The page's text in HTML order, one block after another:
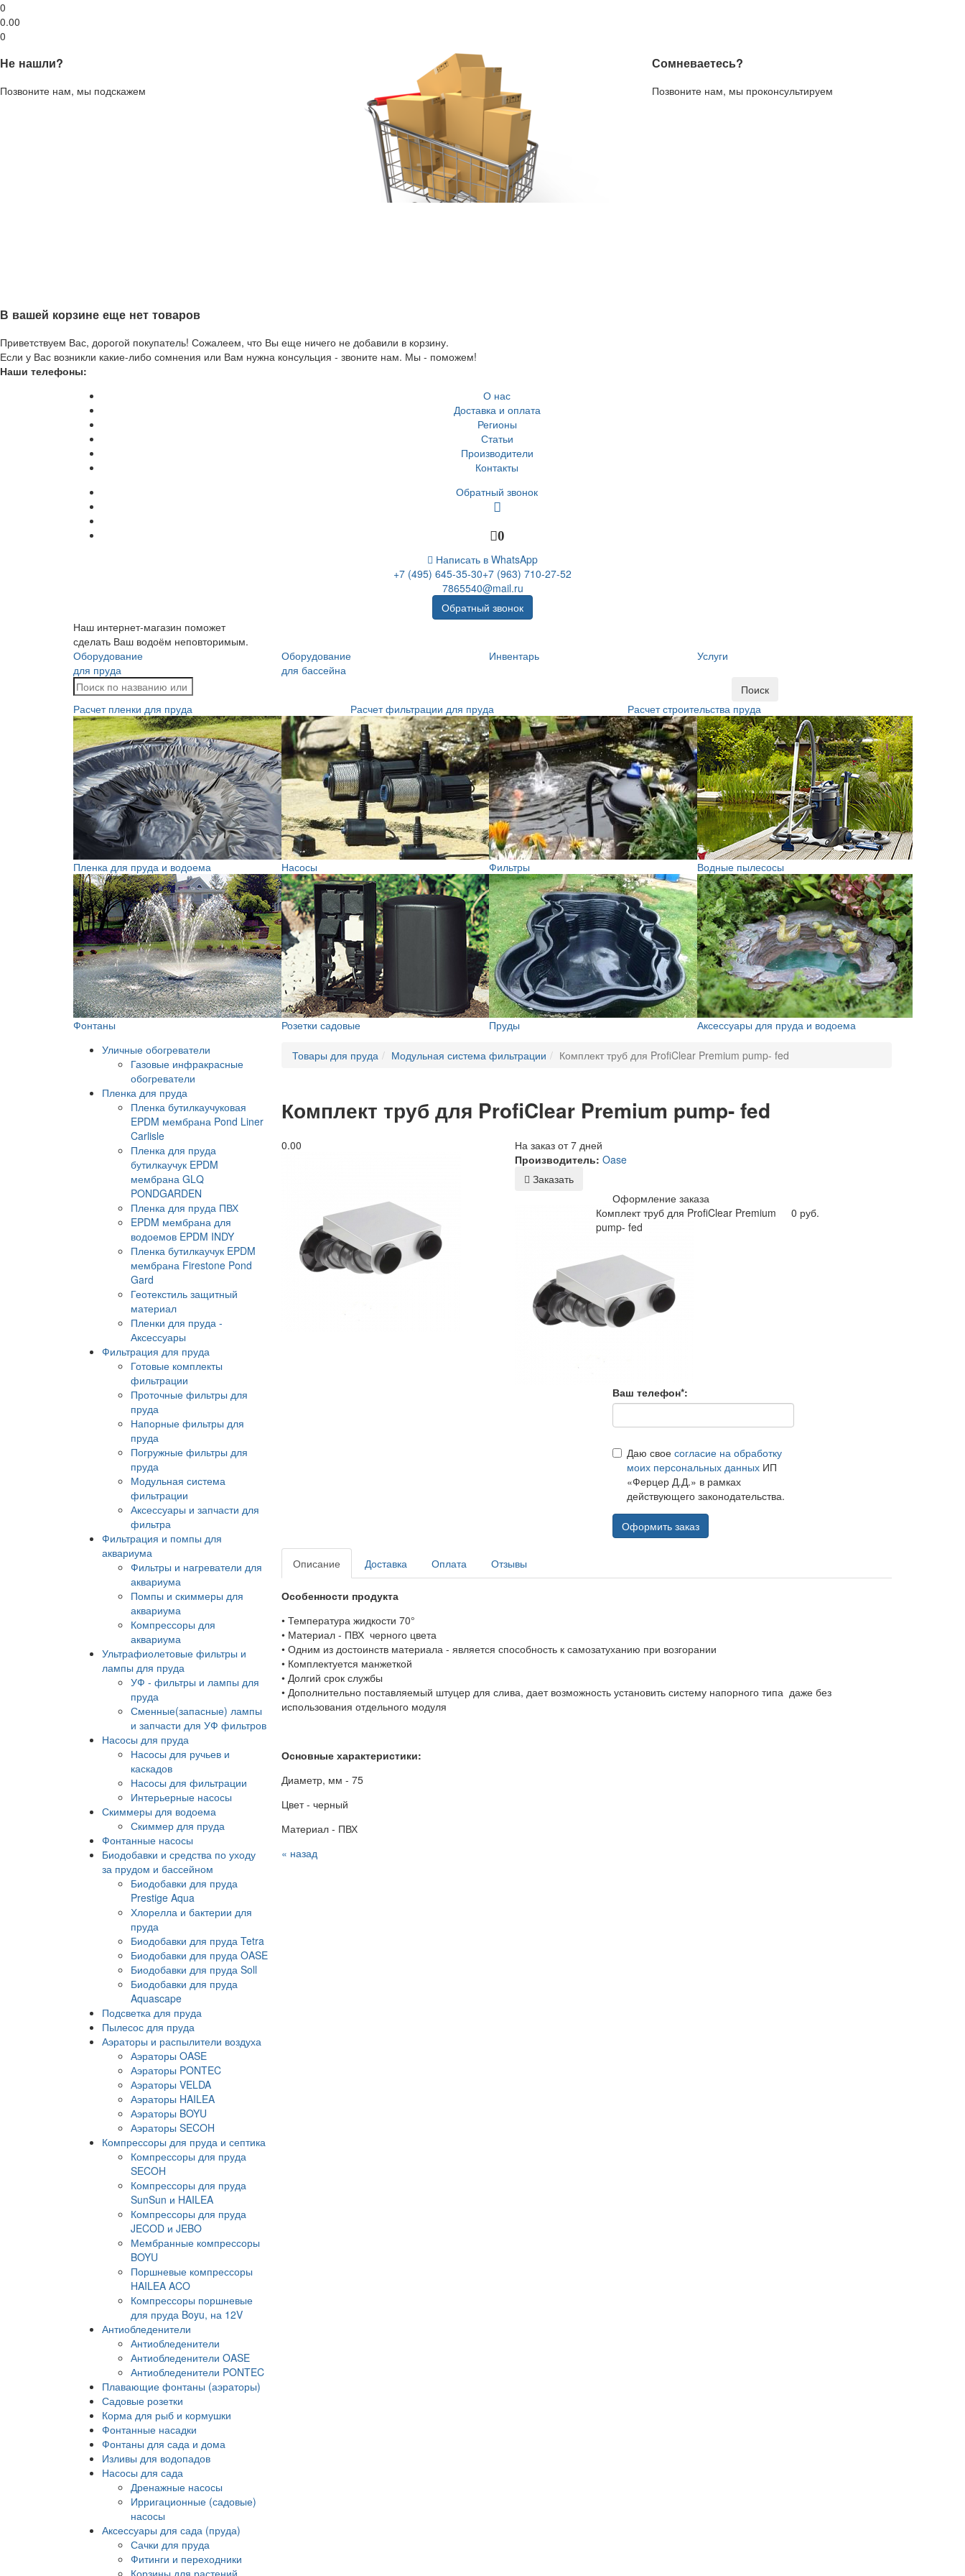
0
0.00
0
Не нашли?
Позвоните нам, мы подскажем
Сомневаетесь?
Позвоните нам, мы проконсультируем
В вашей корзине еще нет товаров
Приветствуем Вас, дорогой покупатель! Сожалеем, что Вы еще ничего не добавили в корзину.
Если у Вас возникли какие-либо сомнения или Вам нужна консульция - звоните нам. Мы - поможем!
Наши телефоны:
О нас
Доставка и оплата
Регионы
Статьи
Производители
Контакты
Обратный звонок
0
Написать в WhatsApp
+7 (495) 645-35-30+7 (963) 710-27-52
7865540@mail.ru
Обратный звонок
Наш интернет-магазин поможет
сделать Ваш водоём неповторимым.
Оборудование
для пруда
Оборудование
для бассейна
Инвентарь Услуги
Поиск
Расчет пленки для пруда
Расчет фильтрации для пруда Расчет строительства пруда
Пленка для пруда и водоема Насосы Фильтры Водные пылесосы
Фонтаны Розетки садовые Пруды
Аксессуары для пруда и водоема
Уличные обогреватели
Газовые инфракрасные
обогреватели
Пленка для пруда
Пленка бутилкаучуковая
EPDM мембрана Pond Liner
Carlisle
Пленка для пруда
бутилкаучук EPDM
мембрана GLQ
PONDGARDEN
Пленка для пруда ПВХ
EPDM мембрана для
водоемов EPDM INDY
Пленка бутилкаучук EPDM
мембрана Firestone Pond
Gard
Геотекстиль защитный
материал
Пленки для пруда -
Аксессуары
Фильтрация для пруда
Готовые комплекты
фильтрации
Проточные фильтры для
пруда
Напорные фильтры для
пруда
Погружные фильтры для
пруда
Модульная система
фильтрации
Аксессуары и запчасти для
фильтра
Фильтрация и помпы для
аквариума
Фильтры и нагреватели для
аквариума
Помпы и скиммеры для
аквариума
Компрессоры для
аквариума
Ультрафиолетовые фильтры и
лампы для пруда
УФ - фильтры и лампы для
пруда
Сменные(запасные) лампы
и запчасти для УФ фильтров
Насосы для пруда
Насосы для ручьев и
каскадов
Насосы для фильтрации
Интерьерные насосы
Скиммеры для водоема
Скиммер для пруда
Фонтанные насосы
Биодобавки и средства по уходу
за прудом и бассейном
Биодобавки для пруда
Prestige Aqua
Хлорелла и бактерии для
пруда
Биодобавки для пруда Tetra
Биодобавки для пруда OASE
Биодобавки для пруда Soll
Биодобавки для пруда
Aquascape
Подсветка для пруда
Пылесос для пруда
Аэраторы и распылители воздуха
Аэраторы OASE
Аэраторы PONTEC
Аэраторы VELDA
Аэраторы HAILEA
Аэраторы BOYU
Аэраторы SECOH
Компрессоры для пруда и септика
Компрессоры для пруда
SECOH
Компрессоры для пруда
SunSun и HAILEA
Компрессоры для пруда
JECOD и JEBO
Мембранные компрессоры
BOYU
Поршневые компрессоры
HAILEA ACO
Компрессоры поршневые
для пруда Boyu, на 12V
Антиобледенители
Антиобледенители
Антиобледенители OASE
Антиобледенители PONTEC
Плавающие фонтаны (аэраторы)
Садовые розетки
Корма для рыб и кормушки
Фонтанные насадки
Фонтаны для сада и дома
Изливы для водопадов
Насосы для сада
Дренажные насосы
Ирригационные (садовые)
насосы
Аксессуары для сада (пруда)
Сачки для пруда
Фитинги и переходники
Корзины для растений
Товары для пруда Модульная система фильтрации Комплект труб для ProfiClear Premium pump- fed
Комплект труб для ProfiClear Premium pump- fed
0.00
На заказ от 7 дней
Производитель: Oase
Заказать
Оформление заказа
Комплект труб для ProfiClear Premium
pump- fed
0 руб.
Ваш телефон*:
Даю свое согласие на обработку
моих персональных данныхИП
«Ферцер Д.Д.» в рамках
действующего законодательства.
Оформить заказ
Описание Доставка Оплата Отзывы
Особенности продукта
• Температура жидкости 70°
• Материал - ПВХ черного цвета
• Одним из достоинств материала - является способность к самозатуханию при возгорании
• Комплектуется манжеткой
• Долгий срок службы
• Дополнительно поставляемый штуцер для слива, дает возможность установить систему напорного типа даже без
использования отдельного модуля
Основные характеристики:
Диаметр, мм - 75
Цвет - черный
Материал - ПВХ
« назад